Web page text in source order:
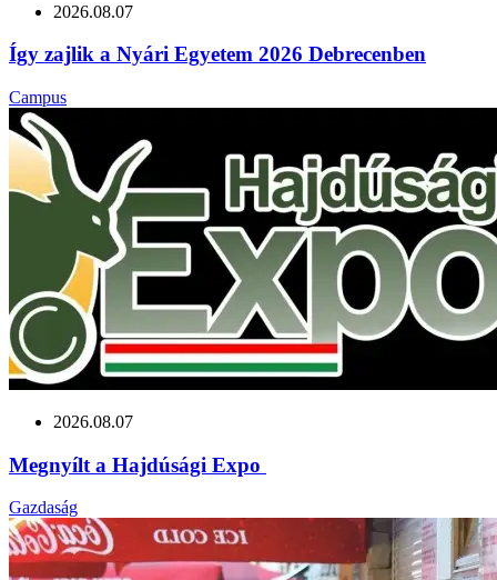
2026.08.07
Így zajlik a Nyári Egyetem 2026 Debrecenben
Campus
2026.08.07
Megnyílt a Hajdúsági Expo
Gazdaság